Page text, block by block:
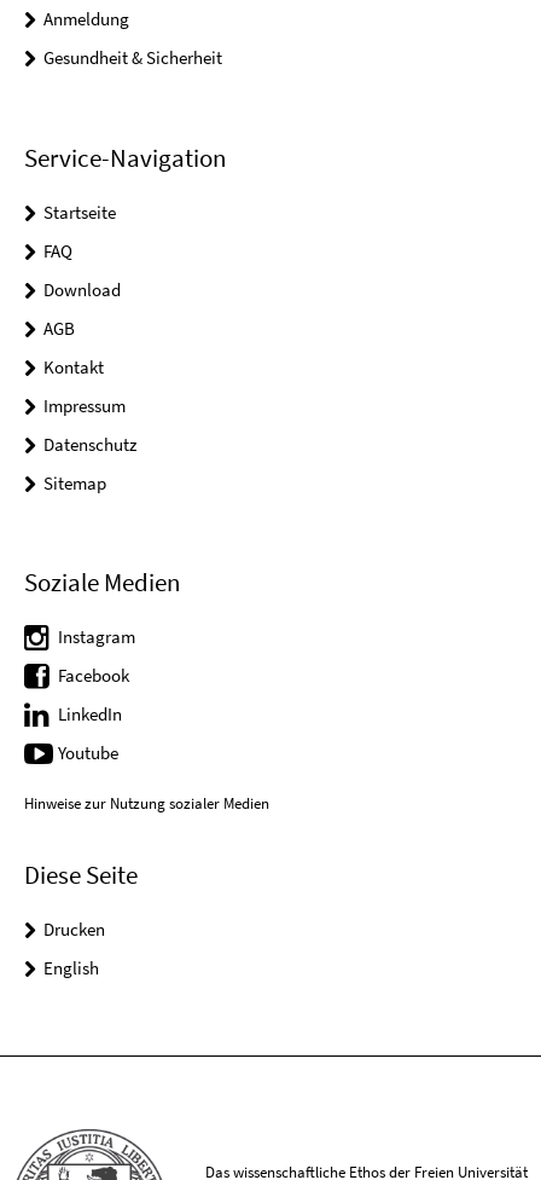
Anmeldung
Gesundheit & Sicherheit
Service-Navigation
Startseite
FAQ
Download
AGB
Kontakt
Impressum
Datenschutz
Sitemap
Soziale Medien
Instagram
Facebook
LinkedIn
Youtube
Hinweise zur Nutzung sozialer Medien
Diese Seite
Drucken
English
Das wissenschaftliche Ethos der Freien Universität